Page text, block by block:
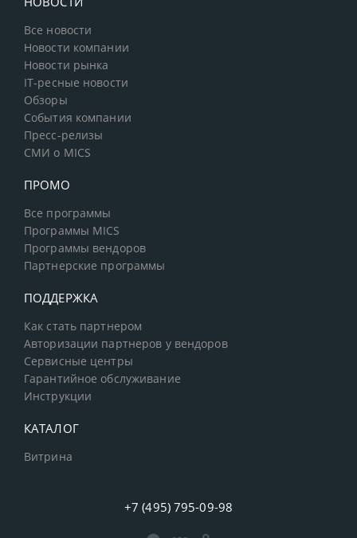
Все новости
Новости компании
Новости рынка
IT-ресные новости
Обзоры
События компании
Пресс-релизы
СМИ о MICS
ПРОМО
Все программы
Программы MICS
Программы вендоров
Партнерские программы
ПОДДЕРЖКА
Как стать партнером
Авторизации партнеров у вендоров
Сервисные центры
Гарантийное обслуживание
Инструкции
КАТАЛОГ
Витрина
+7 (495) 795-09-98